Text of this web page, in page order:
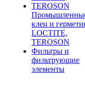
клеи и
LOCTITE,
TEROSON
Фильтры и
фильтрующие
элементы